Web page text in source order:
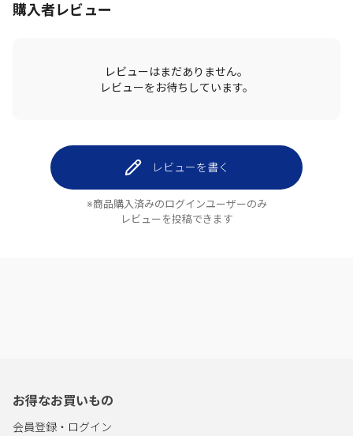
購入者レビュー
レビューはまだありません。
レビューをお待ちしています。
レビューを書く
※商品購入済みのログインユーザーのみ
レビューを投稿できます
お得なお買いもの
会員登録・ログイン